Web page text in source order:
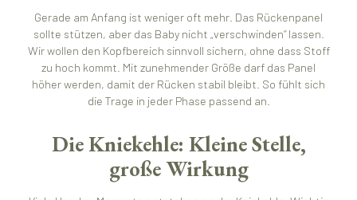
Gerade am Anfang ist weniger oft mehr. Das Rückenpanel
sollte stützen, aber das Baby nicht „verschwinden“ lassen.
Wir wollen den Kopfbereich sinnvoll sichern, ohne dass Stoff
zu hoch kommt. Mit zunehmender Größe darf das Panel
höher werden, damit der Rücken stabil bleibt. So fühlt sich
die Trage in jeder Phase passend an.
Die Kniekehle: Kleine Stelle,
große Wirkung